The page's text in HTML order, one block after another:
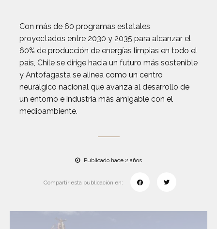
Con más de 60 programas estatales
proyectados entre 2030 y 2035 para alcanzar el
60% de producción de energías limpias en todo el
país, Chile se dirige hacia un futuro más sostenible
y Antofagasta se alinea como un centro
neurálgico nacional que avanza al desarrollo de
un entorno e industria más amigable con el
medioambiente.
Publicado hace 2 años
Compartir esta publicación en: